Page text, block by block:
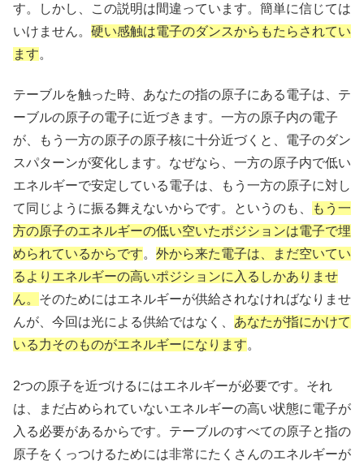
す。しかし、この説明は間違っています。簡単に信じては
いけません。 硬い感触は電子のダンスからもたらされてい
ます。
テーブルを触った時、あなたの指の原子にある電子は、テ
ーブルの原子の電子に近づきます。一方の原子内の電子
が、もう一方の原子の原子核に十分近づくと、電子のダン
スパターンが変化します。なぜなら、一方の原子内で低い
エネルギーで安定している電子は、もう一方の原子に対し
て同じように振る舞えないからです。というのも、
もう一
方の原子のエネルギーの低い空いたポジションは電子で埋
められているからです。 外から来た電子は、まだ空いてい
るよりエネルギーの高いポジションに入るしかありませ
ん。 そのためにはエネルギーが供給されなければなりませ
んが、今回は光による供給ではなく、 あなたが指にかけて
いる力そのものがエネルギーになります。
2つの原子を近づけるにはエネルギーが必要です。それ
は、まだ占められていないエネルギーの高い状態に電子が
入る必要があるからです。テーブルのすべての原子と指の
原子をくっつけるためには非常にたくさんのエネルギーが